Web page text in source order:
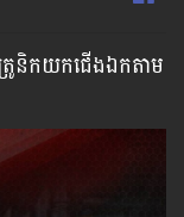
រូនិកយកជើងឯកតាម